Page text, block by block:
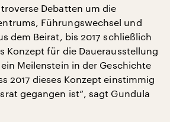
Debatten um die
Führungswechsel und
dem Beirat, bis 2017 schließlich
Konzept für die Dauerausstellung
Meilenstein in der Geschichte
2017 dieses Konzept einstimmig
gegangen ist“, sagt Gundula